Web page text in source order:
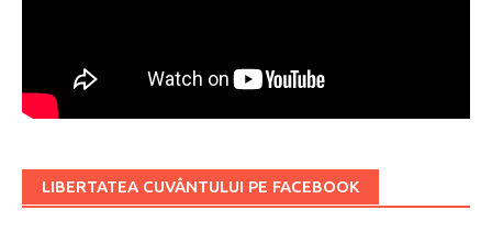
LIBERTATEA CUVÂNTULUI PE FACEBOOK